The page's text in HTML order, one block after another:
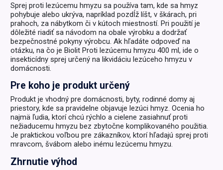
Sprej proti lezúcemu hmyzu sa používa tam, kde sa hmyz
pohybuje alebo ukrýva, napríklad pozdĺž líšt, v škárach, pri
prahoch, za nábytkom či v kútoch miestností. Pri použití je
dôležité riadiť sa návodom na obale výrobku a dodržať
bezpečnostné pokyny výrobcu. Ak hľadáte odpoveď na
otázku, na čo je Biolit Proti lezúcemu hmyzu 400 ml, ide o
insekticídny sprej určený na likvidáciu lezúceho hmyzu v
domácnosti.
Pre koho je produkt určený
Produkt je vhodný pre domácnosti, byty, rodinné domy aj
priestory, kde sa pravidelne objavuje lezúci hmyz. Ocenia ho
najmä ľudia, ktorí chcú rýchlo a cielene zasiahnuť proti
nežiaducemu hmyzu bez zbytočne komplikovaného použitia.
Je praktickou voľbou pre zákazníkov, ktorí hľadajú sprej proti
mravcom, švábom alebo inému lezúcemu hmyzu.
Zhrnutie výhod